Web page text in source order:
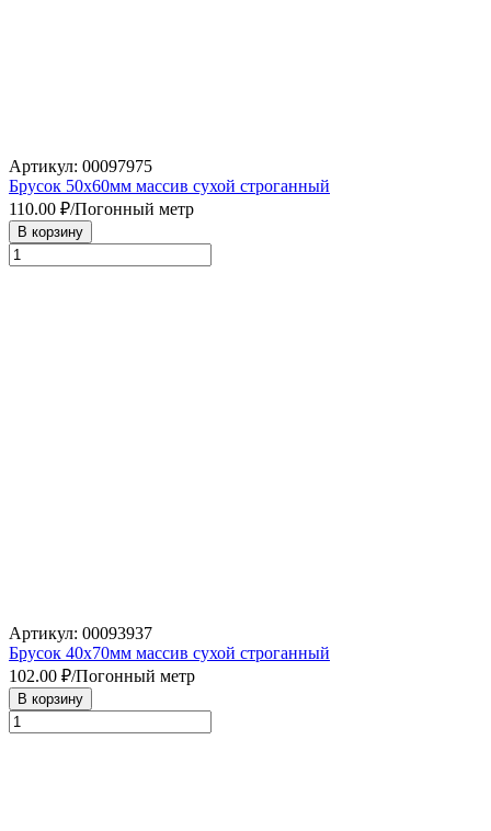
Артикул: 00097975
Брусок 50х60мм массив сухой строганный
110.00 ₽/Погонный метр
В корзину
Артикул: 00093937
Брусок 40х70мм массив сухой строганный
102.00 ₽/Погонный метр
В корзину